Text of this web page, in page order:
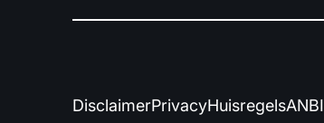
DisclaimerPrivacyHuisregelsANBI